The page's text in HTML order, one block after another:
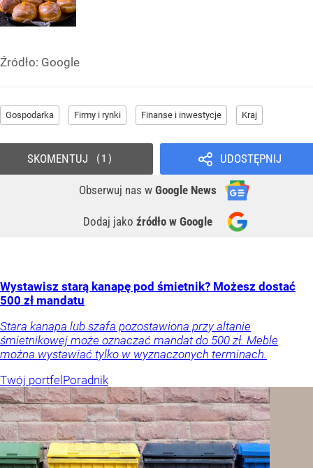
Źródło: Google
Gospodarka Firmy i rynki Finanse i inwestycje Kraj
UDOSTĘPNIJ
Obserwuj nas w Google News
Dodaj jako źródło w Google
SKOMENTUJ 1
Wystawisz starą kanapę pod śmietnik? Możesz dostać
500 zł mandatu
Stara kanapa lub szafa pozostawiona przy altanie
śmietnikowej może oznaczać mandat do 500 zł. Meble
można wystawiać tylko w wyznaczonych terminach.
Twój portfel Poradnik